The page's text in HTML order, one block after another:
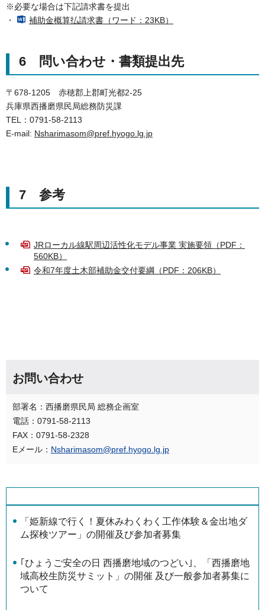
※必要な場合は下記請求書を提出
・
補助金概算払請求書（ワード：23KB）
6 問い合わせ・書類提出先
〒678-1205 赤穂郡上郡町光都2-25
兵庫県西播磨県民局総務防災課
TEL：0791-58-2113
E-mail: Nsharimasom@pref.hyogo.lg.jp
7 参考
JRローカル線駅周辺活性化モデル事業 実施要領（PDF：
560KB）
令和7年度土木部補助金交付要綱（PDF：206KB）
お問い合わせ
部署名：西播磨県民局 総務企画室
電話：0791-58-2113
FAX：0791-58-2328
Eメール： Nsharimasom@pref.hyogo.lg.jp
「姫新線で行く！夏休みわくわく工作体験＆金出地ダ
ム探検ツアー」の開催及び参加者募集
｢ひょうご安全の日 西播磨地域のつどい｣、「西播磨地
域高校生防災サミット」の開催 及び一般参加者募集に
ついて